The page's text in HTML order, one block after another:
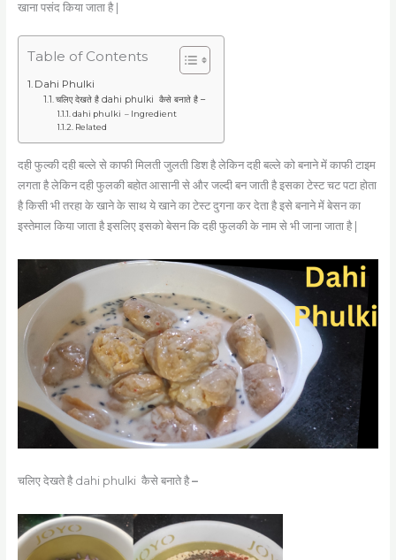
खाना पसंद किया जाता है |
Table of Contents
Dahi Phulki
चलिए देखते है dahi phulki कैसे बनाते है –
dahi phulki – Ingredient
Related
दही फुल्की दही बल्ले से काफी मिलती जुलती डिश है लेकिन दही बल्ले को बनाने में काफी टाइम
लगता है लेकिन दही फुलकी बहोत आसानी से और जल्दी बन जाती है इसका टेस्ट चट पटा होता
है किसी भी तरहा के खाने के साथ ये खाने का टेस्ट दुगना कर देता है इसे बनाने में बेसन का
इस्तेमाल किया जाता है इसलिए इसको बेसन कि दही फुलकी के नाम से भी जाना जाता है |
चलिए देखते है dahi phulki कैसे बनाते है–